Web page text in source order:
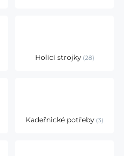
Holící strojky 28
Kadeřnické potřeby 3